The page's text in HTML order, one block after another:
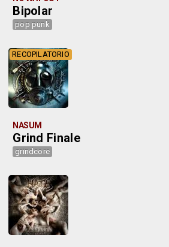
Bipolar
pop punk
RECOPILATORIO
NASUM
Grind Finale
grindcore